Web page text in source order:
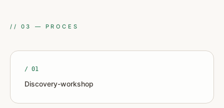
// 03 — PROCES
/ 01
Discovery-workshop